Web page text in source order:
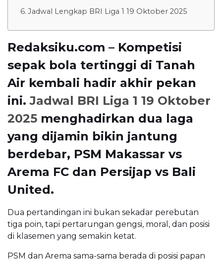
Jadwal Lengkap BRI Liga 1 19 Oktober 2025
Redaksiku.com – Kompetisi
sepak bola tertinggi di Tanah
Air kembali hadir akhir pekan
ini.Jadwal BRI Liga 1 19 Oktober
2025 menghadirkan dua laga
yang dijamin bikin jantung
berdebar, PSM Makassar vs
Arema FC dan Persijap vs Bali
United.
Dua pertandingan ini bukan sekadar perebutan
tiga poin, tapi pertarungan gengsi, moral, dan posisi
di klasemen yang semakin ketat.
PSM dan Arema sama-sama berada di posisi papan